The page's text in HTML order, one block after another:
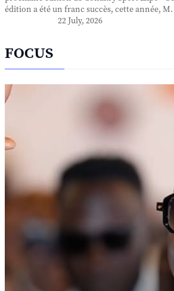
édition a été un franc succès, cette année, M.
22 July, 2026
FOCUS